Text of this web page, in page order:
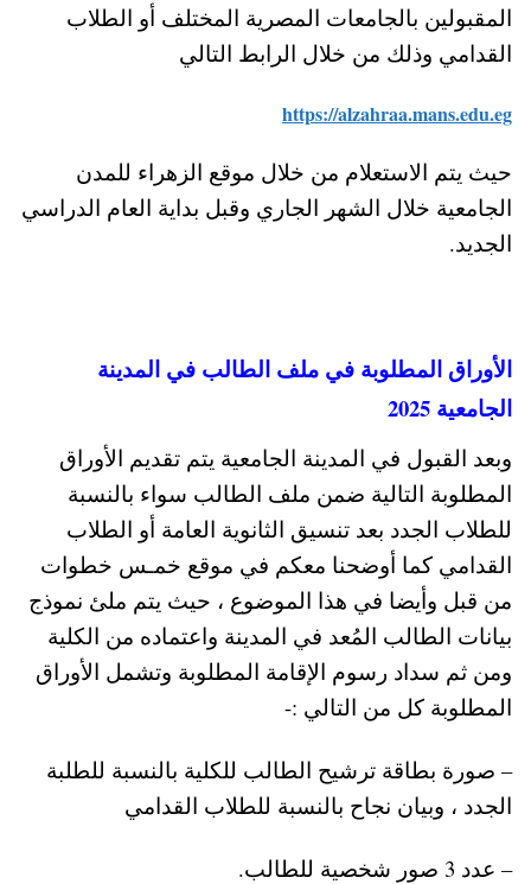
المقبولين بالجامعات المصرية المختلف أو الطلاب
القدامي وذلك من خلال الرابط التالي
https://alzahraa.mans.edu.eg
حيث يتم الاستعلام من خلال موقع الزهراء للمدن
الجامعية خلال الشهر الجاري وقبل بداية العام الدراسي
الجديد.
الأوراق المطلوبة في ملف الطالب في المدينة
الجامعية 2025
وبعد القبول في المدينة الجامعية يتم تقديم الأوراق
المطلوبة التالية ضمن ملف الطالب سواء بالنسبة
للطلاب الجدد بعد تنسيق الثانوية العامة أو الطلاب
القدامي كما أوضحنا معكم في موقع خمـس خطوات
من قبل وأيضا في هذا الموضوع ، حيث يتم ملئ نموذج
بيانات الطالب المُعد في المدينة واعتماده من الكلية
ومن ثم سداد رسوم الإقامة المطلوبة وتشمل الأوراق
المطلوبة كل من التالي :-
– صورة بطاقة ترشيح الطالب للكلية بالنسبة للطلبة
الجدد ، وبيان نجاح بالنسبة للطلاب القدامي
– عدد 3 صور شخصية للطالب.